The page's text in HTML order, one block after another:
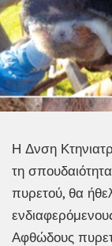
Η Δνση
τη
πυρετού, θα
Αφθώδους